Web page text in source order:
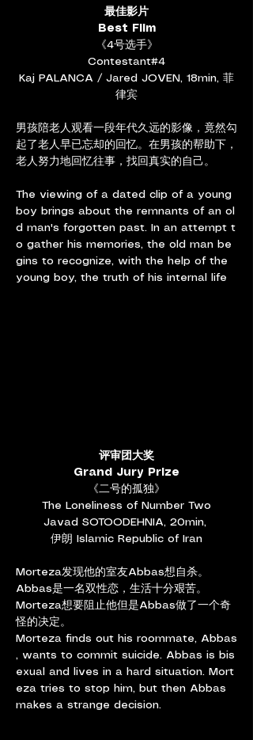
最佳影片
Best Film
《4号选手》
Contestant#4
Kaj PALANCA / Jared JOVEN, 18min, 菲
律宾
男孩陪老人观看一段年代久远的影像，竟然勾
起了老人早已忘却的回忆。在男孩的帮助下，
老人努力地回忆往事，找回真实的自己。
The viewing of a dated clip of a young
boy brings about the remnants of an ol
d man's forgotten past. In an attempt t
o gather his memories, the old man be
gins to recognize, with the help of the
young boy, the truth of his internal life
评审团大奖
Grand Jury Prize
《二号的孤独》
The Loneliness of Number Two
Javad SOTOODEHNIA, 20min,
伊朗 Islamic Republic of Iran
Morteza发现他的室友Abbas想自杀。
Abbas是一名双性恋，生活十分艰苦。
Morteza想要阻止他但是Abbas做了一个奇
怪的决定。
Morteza finds out his roommate, Abbas
, wants to commit suicide. Abbas is bis
exual and lives in a hard situation. Mort
eza tries to stop him, but then Abbas
makes a strange decision.